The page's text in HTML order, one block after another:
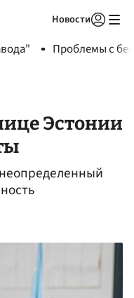
Новости
Проблемы с
Эстонии